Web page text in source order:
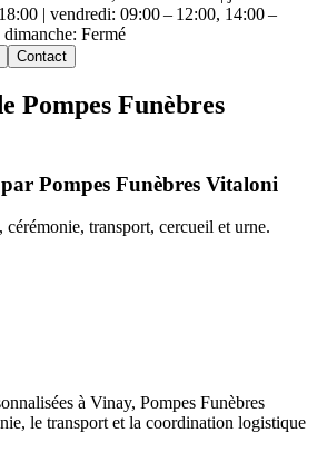
| vendredi: 09:00 – 12:00, 14:00 –
Fermé
Contact
Pompes Funèbres
par Pompes Funèbres Vitaloni
transport, cercueil et urne.
à Vinay, Pompes Funèbres
le transport et la coordination logistique